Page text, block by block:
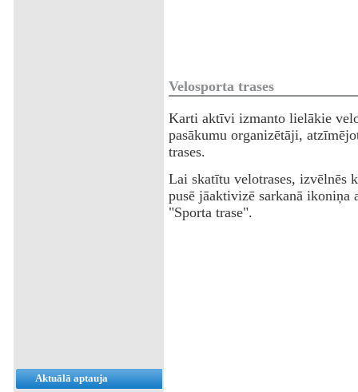
Aktuālā aptauja
Velosporta trases
Karti aktīvi izmanto lielākie
pasākumu organizētāji,
trases.
Lai skatītu velotrases, izvēlnēs
pusē jāaktivizē sarkanā ikoniņa
"Sporta trase".